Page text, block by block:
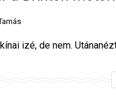
izé, de nem.